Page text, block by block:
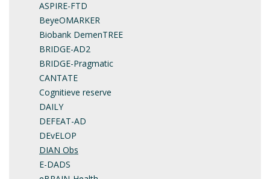
ASPIRE-FTD
BeyeOMARKER
Biobank DemenTREE
BRIDGE-AD2
BRIDGE-Pragmatic
CANTATE
Cognitieve reserve
DAILY
DEFEAT-AD
DEvELOP
DIAN Obs
E-DADS